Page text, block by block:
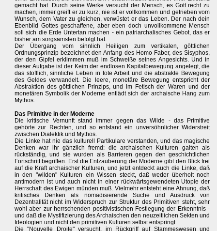
gemacht hat. Durch seine Werke versucht der Mensch, es Gott recht zu
machen, immer greift er zu kurz, nie ist er vollkommen und getrieben vom
Wunsch, dem Vater zu gleichen, verwüstet er das Leben. Der nach dein
Ebenbild Gottes geschaffene, aber eben doch unvollkommene Mensch
soll sich die Erde Untertan machen - ein patriarchalisches Gebot, das er
bisher am sorgsamsten befolgt hat.
Der Übergang vom sinnlich Heiligen zum vertikalen, göttlichen
Ordnungsprinzip bezeichnet den Anfang des Homo Faber, des Sisyphos,
der den Gipfel erklimmen muß im Schweiße seines Angesichts. Und in
dieser Aufgabe ist der Keim der endlosen Kapitalbewegung angelegt, die
das stofflich, sinnliche Leben in tote Arbeit und die abstrakte Bewegung
des Geldes verwandelt. Die leere, monetäre Bewegung entspricht der
Abstraktion des göttlichen Prinzips, und im Fetisch der Waren und der
monetären Symbolik der Moderne entlädt sich der archaische Hang zum
Mythos.
Das Primitive in der Moderne
Die kritische Vernunft stand immer gegen das Wilde - das Primitive
gehörte zur Rechten, und so entstand ein unversöhnlicher Widerstreit
zwischen Dialektik und Mythos.
Die Linke hat nie das kulturell Partikulare verstanden, und das magische
Denken war ihr gänzlich fremd: die archaischen Kulturen galten als
rückständig, und sie wurden als Barrieren gegen den geschichtlichen
Fortschritt begriffen. Erst die Entzauberung der Moderne gibt den Blick frei
auf die Kraft archaischer Kulturen, und jetzt entdeckt auch die Linke, daß
in den "wilden" Kulturen ein Wissen steckt, daß weder überholt noch
antimodern ist und auch nicht in einer rückwärtsgewendeten Utopie der
Herrschaft des Ewigen münden muß. Vielmehr entsteht eine Ahnung, daß
kritisches Denken als nomadisierende Suche und Ausdruck von
Dezentralität nicht im Widerspruch zur Struktur des Primitiven steht, sehr
wohl aber zur herrschenden positivistischen Festlegung der Erkenntnis -
und daß die Mystifizierung des Archaischen den neuzeitlichen Sekten und
Ideologien und nicht den primitiven Kulturen selbst entspringt.
Die "Nouvelle Droite" versucht, im Rückgriff auf Stammeswesen und